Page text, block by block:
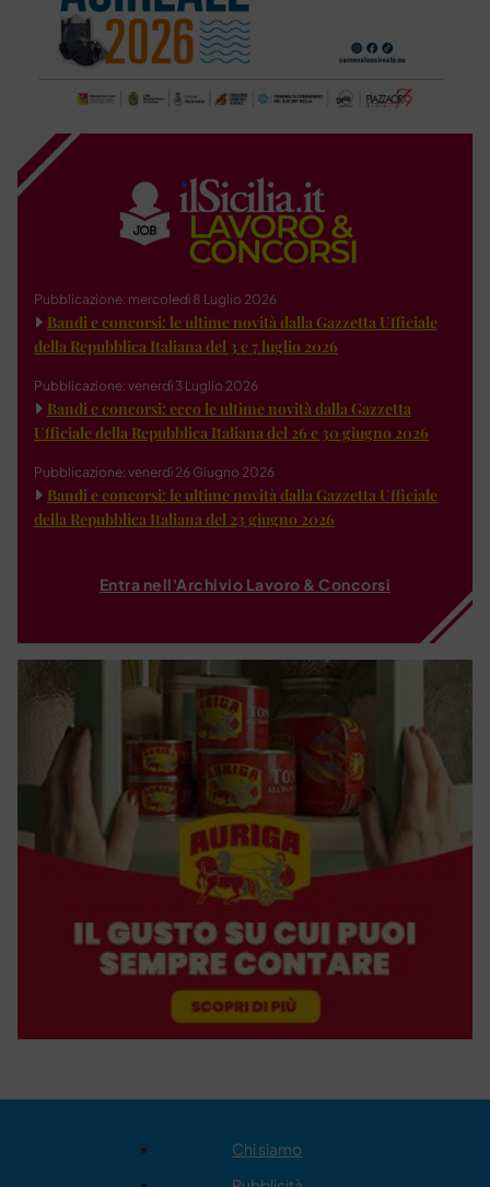
Pubblicazione: mercoledì 8 Luglio 2026
Bandi e concorsi: le ultime novità dalla Gazzetta Ufficiale
della Repubblica Italiana del 3 e 7 luglio 2026
Pubblicazione: venerdì 3 Luglio 2026
Bandi e concorsi: ecco le ultime novità dalla Gazzetta
Ufficiale della Repubblica Italiana del 26 e 30 giugno 2026
Pubblicazione: venerdì 26 Giugno 2026
Bandi e concorsi: le ultime novità dalla Gazzetta Ufficiale
della Repubblica Italiana del 23 giugno 2026
Entra nell'Archivio Lavoro & Concorsi
Chi siamo